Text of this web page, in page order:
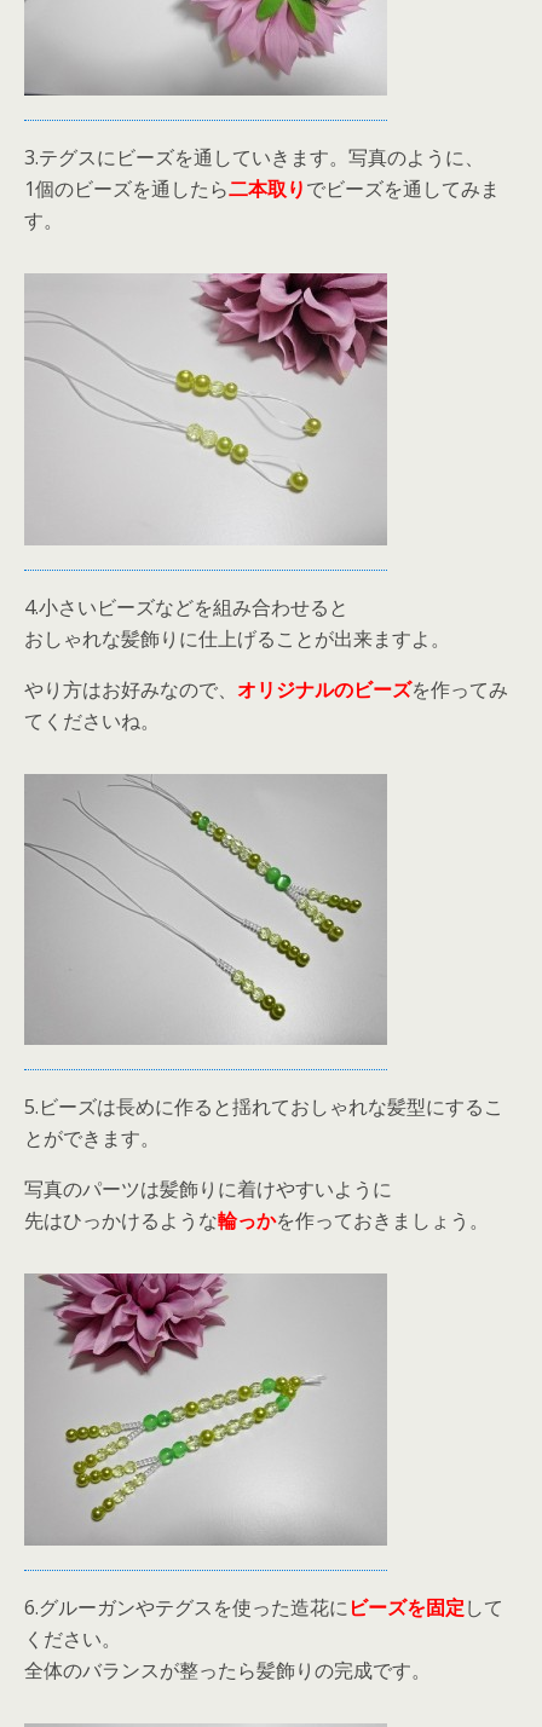
3.テグスにビーズを通していきます。写真のように、
1個のビーズを通したら二本取りでビーズを通してみま
す。
4.小さいビーズなどを組み合わせると
おしゃれな髪飾りに仕上げることが出来ますよ。
やり方はお好みなので、 オリジナルのビーズを作ってみ
てくださいね。
5.ビーズは長めに作ると揺れておしゃれな髪型にするこ
とができます。
写真のパーツは髪飾りに着けやすいように
先はひっかけるような輪っかを作っておきましょう。
6.グルーガンやテグスを使った造花にビーズを固定して
ください。
全体のバランスが整ったら髪飾りの完成です。